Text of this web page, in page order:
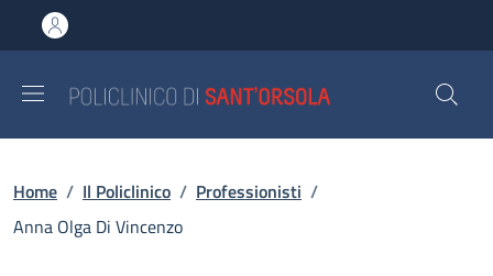
al contenuto principale
to footer content
Briciole di pane
Home / Il Policlinico / Professionisti /
Anna Olga Di Vincenzo